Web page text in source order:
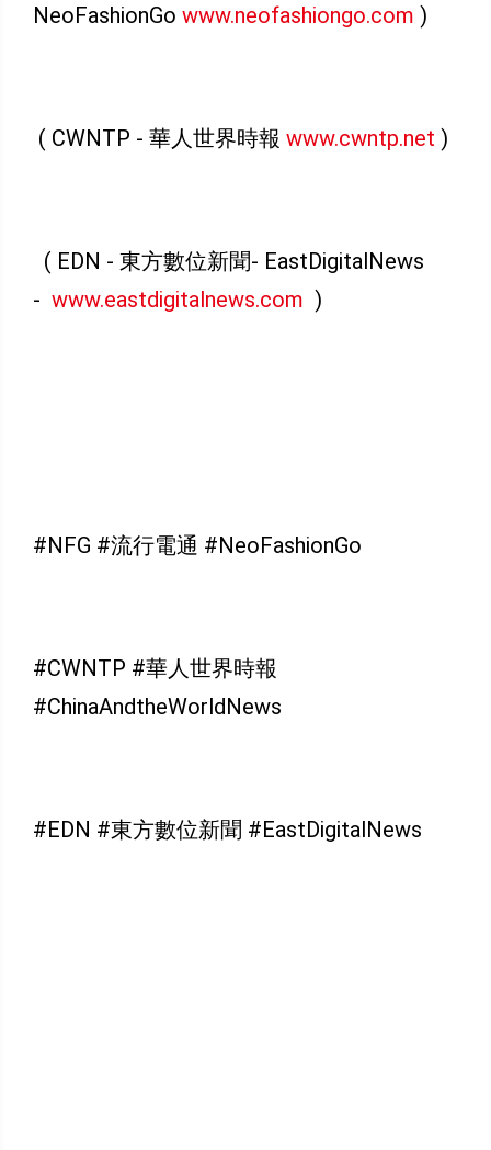
NeoFashionGo www.neofashiongo.com )
( CWNTP - 華人世界時報 www.cwntp.net )
( EDN - 東方數位新聞- EastDigitalNews
- www.eastdigitalnews.com )
#NFG #流行電通 #NeoFashionGo
#CWNTP #華人世界時報
#ChinaAndtheWorldNews
#EDN #東方數位新聞 #EastDigitalNews